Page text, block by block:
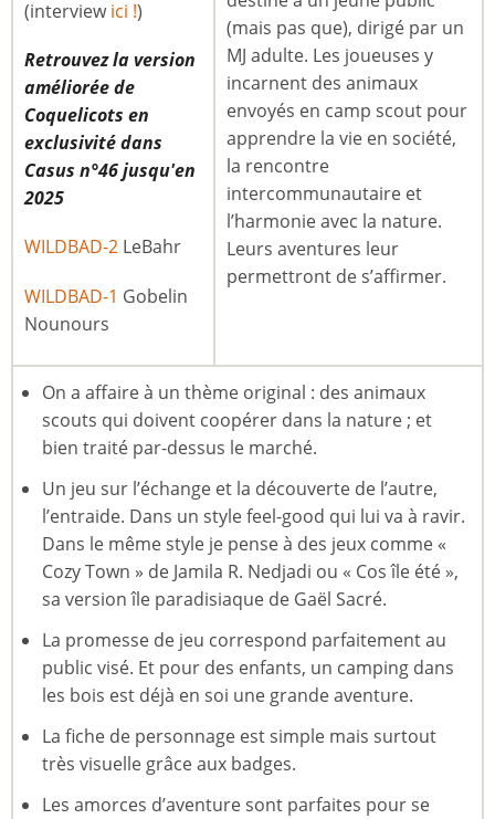
(interviewici !)
Retrouvez la version
améliorée de
Coquelicots en
exclusivité dans
Casus n°46 jusqu'en
2025
WILDBAD-2 LeBahr
WILDBAD-1 Gobelin
Nounours
(mais pas que), dirigé par un
MJ adulte. Les joueuses y
incarnent des animaux
envoyés en camp scout pour
apprendre la vie en société,
la rencontre
intercommunautaire et
l’harmonie avec la nature.
Leurs aventures leur
permettront de s’affirmer.
On a affaire à un thème original : des animaux
scouts qui doivent coopérer dans la nature ; et
bien traité par-dessus le marché.
Un jeu sur l’échange et la découverte de l’autre,
l’entraide. Dans un style feel-good qui lui va à ravir.
Dans le même style je pense à des jeux comme «
Cozy Town » de Jamila R. Nedjadi ou « Cos île été »,
sa version île paradisiaque de Gaël Sacré.
La promesse de jeu correspond parfaitement au
public visé. Et pour des enfants, un camping dans
les bois est déjà en soi une grande aventure.
La fiche de personnage est simple mais surtout
très visuelle grâce aux badges.
Les amorces d’aventure sont parfaites pour se